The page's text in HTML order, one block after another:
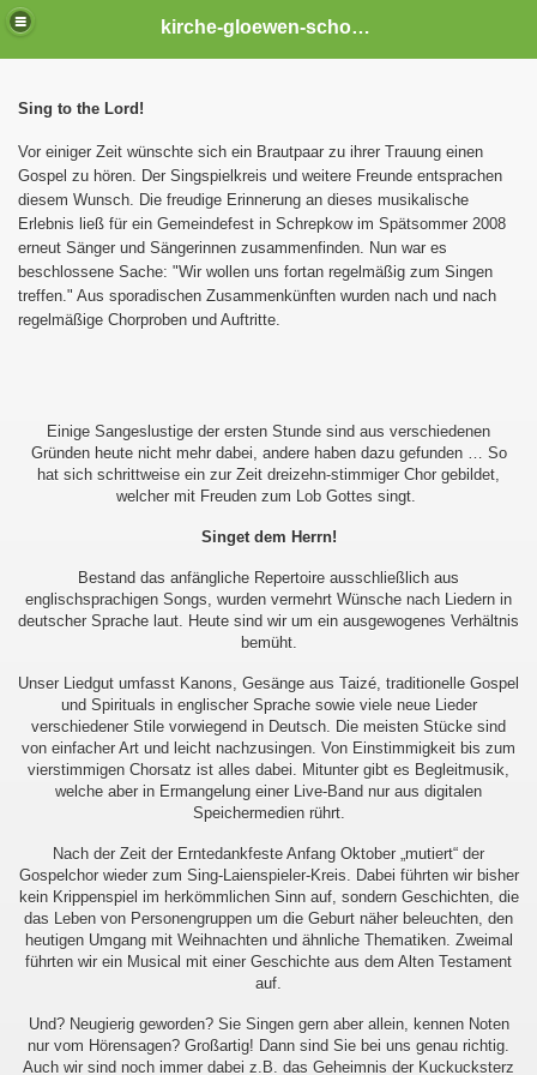
kirche-gloewen-schoenhagen
Sing to the Lord!
Vor einiger Zeit wünschte sich ein Brautpaar zu ihrer Trauung einen
Gospel zu hören. Der Singspielkreis und weitere Freunde entsprachen
diesem Wunsch. Die freudige Erinnerung an dieses musikalische
Erlebnis ließ für ein Gemeindefest in Schrepkow im Spätsommer 2008
erneut Sänger und Sängerinnen zusammenfinden. Nun war es
beschlossene Sache: "Wir wollen uns fortan regelmäßig zum Singen
treffen." Aus sporadischen Zusammenkünften wurden nach und nach
regelmäßige Chorproben und Auftritte.
Einige Sangeslustige der ersten Stunde sind aus verschiedenen
Gründen heute nicht mehr dabei, andere haben dazu gefunden … So
hat sich schrittweise ein zur Zeit dreizehn-stimmiger Chor gebildet,
welcher mit Freuden zum Lob Gottes singt.
Singet dem Herrn!
Bestand das anfängliche Repertoire ausschließlich aus
englischsprachigen Songs, wurden vermehrt Wünsche nach Liedern in
deutscher Sprache laut. Heute sind wir um ein ausgewogenes Verhältnis
bemüht.
Unser Liedgut umfasst Kanons, Gesänge aus Taizé, traditionelle Gospel
und Spirituals in englischer Sprache sowie viele neue Lieder
verschiedener Stile vorwiegend in Deutsch. Die meisten Stücke sind
von einfacher Art und leicht nachzusingen. Von Einstimmigkeit bis zum
vierstimmigen Chorsatz ist alles dabei. Mitunter gibt es Begleitmusik,
welche aber in Ermangelung einer Live-Band nur aus digitalen
Speichermedien rührt.
Nach der Zeit der Erntedankfeste Anfang Oktober „mutiert“ der
Gospelchor wieder zum Sing-Laienspieler-Kreis. Dabei führten wir bisher
kein Krippenspiel im herkömmlichen Sinn auf, sondern Geschichten, die
das Leben von Personengruppen um die Geburt näher beleuchten, den
heutigen Umgang mit Weihnachten und ähnliche Thematiken. Zweimal
führten wir ein Musical mit einer Geschichte aus dem Alten Testament
auf.
Und? Neugierig geworden? Sie Singen gern aber allein, kennen Noten
nur vom Hörensagen? Großartig! Dann sind Sie bei uns genau richtig.
Auch wir sind noch immer dabei z.B. das Geheimnis der Kuckucksterz